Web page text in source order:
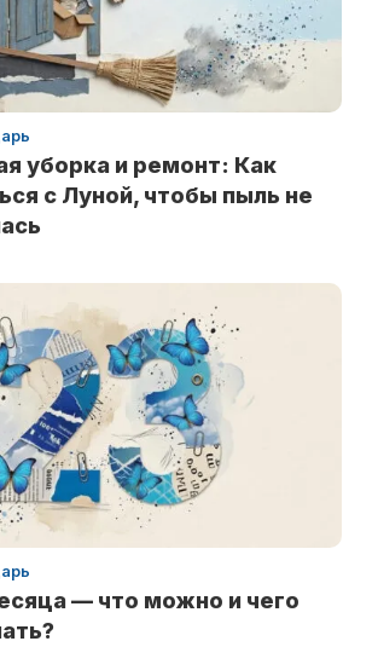
уборка и ремонт: Как
с Луной, чтобы пыль не
— что можно и чего